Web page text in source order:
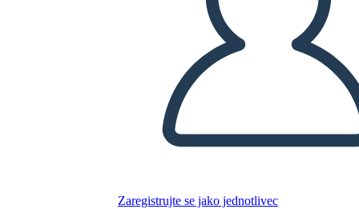
Zaregistrujte se jako jednotlivec